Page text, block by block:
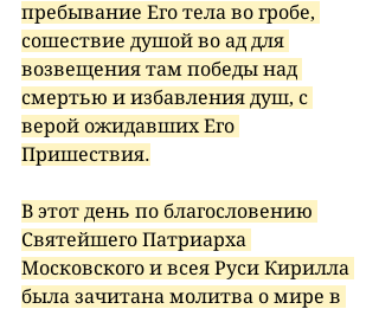
пребывание Его тела во гробе,
сошествие душой во ад для
возвещения там победы над
смертью и избавления душ, с
верой ожидавших Его
Пришествия.
В этот день по благословению
Святейшего Патриарха
Московского и всея Руси Кирилла
была зачитана молитва о мире в